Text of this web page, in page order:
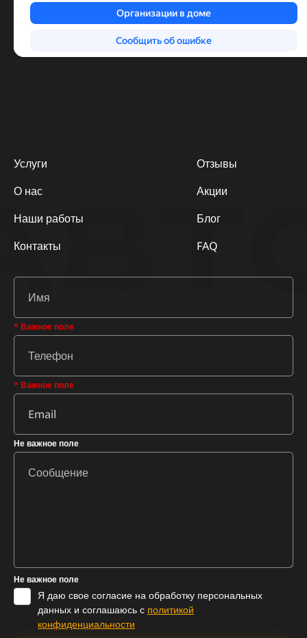
Услуги
О нас
Наши работы
Контакты
Отзывы
Акции
Блог
FAQ
* Важное поле
* Важное поле
Не важное поле
Не важное поле
Я даю свое согласие на обработку персональных
данных и соглашаюсь с политикой
конфиденциальности